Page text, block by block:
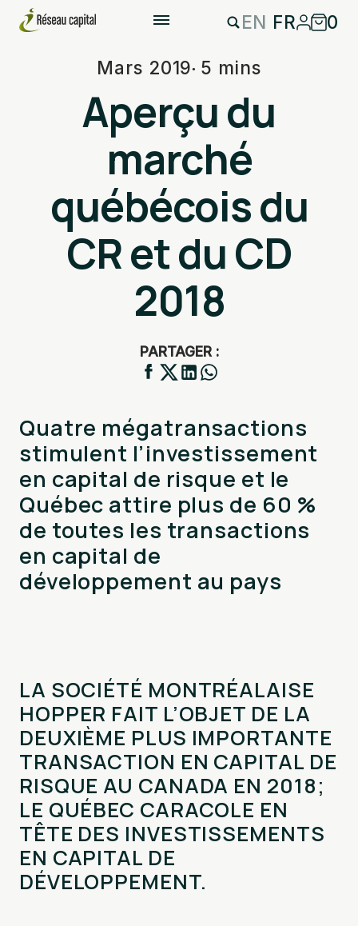
EN FR 0
Mars 2019 5 mins
Aperçu du
marché
québécois du
CR et du CD
2018
PARTAGER :
Quatre mégatransactions
stimulent l’investissement
en capital de risque et le
Québec attire plus de 60 %
de toutes les transactions
en capital de
développement au pays
LA SOCIÉTÉ MONTRÉALAISE
HOPPER FAIT L’OBJET DE LA
DEUXIÈME PLUS IMPORTANTE
TRANSACTION EN CAPITAL DE
RISQUE AU CANADA EN 2018;
LE QUÉBEC CARACOLE EN
TÊTE DES INVESTISSEMENTS
EN CAPITAL DE
DÉVELOPPEMENT.